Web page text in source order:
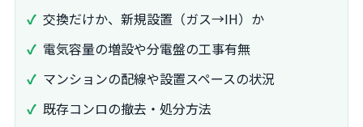
交換だけか、新規設置（ガス→IH）か
電気容量の増設や分電盤の工事有無
マンションの配線や設置スペースの状況
既存コンロの撤去・処分方法